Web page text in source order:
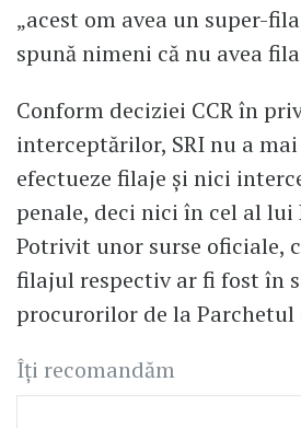
„acest om avea un super-
spună nimeni că nu avea
Conform deciziei CCR în
interceptărilor, SRI nu a
efectueze filaje și nici
penale, deci nici în cel al lui
Potrivit unor surse oficiale,
filajul respectiv ar fi fost în
procurorilor de la Parchetul
Îți recomandăm